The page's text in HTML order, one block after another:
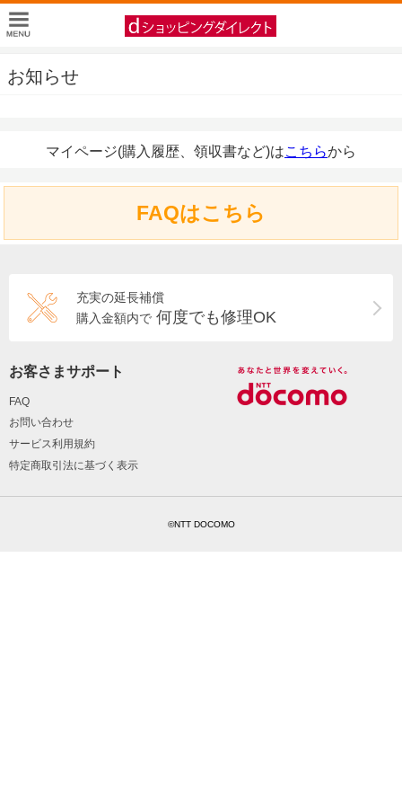
お知らせ
マイページ(購入履歴、領収書など)はこちらから
FAQはこちら
充実の延長補償
購入金額内で 何度でも修理OK
お客さまサポート
FAQ
お問い合わせ
サービス利用規約
特定商取引法に基づく表示
©NTT DOCOMO